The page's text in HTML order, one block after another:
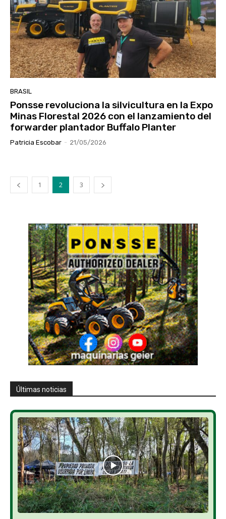
BRASIL
Ponsse revoluciona la silvicultura en la Expo
Minas Florestal 2026 con el lanzamiento del
forwarder plantador Buffalo Planter
Patricia Escobar - 21/05/2026
1 2 3
Últimas noticias